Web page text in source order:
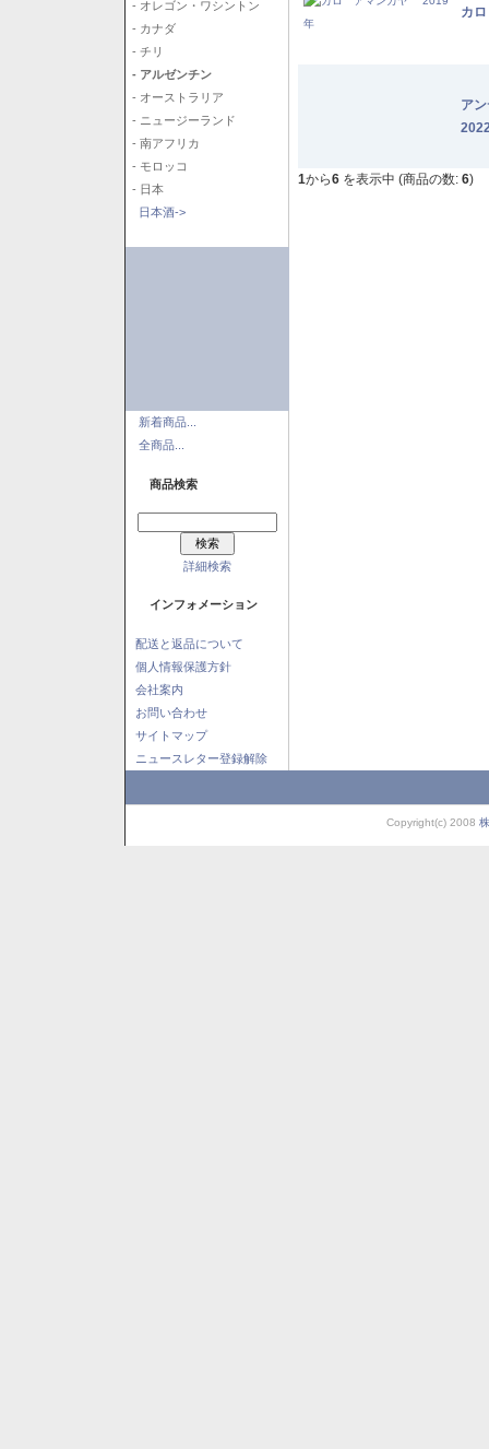
- オレゴン・ワシントン
- カナダ
- チリ
- アルゼンチン
- オーストラリア
- ニュージーランド
- 南アフリカ
- モロッコ
- 日本
日本酒->
新着商品...
全商品...
商品検索
詳細検索
インフォメーション
配送と返品について
個人情報保護方針
会社案内
お問い合わせ
サイトマップ
ニュースレター登録解除
カ
ア
1から6 を表示中 (商品の数: 6)
Copyright(c) 2008